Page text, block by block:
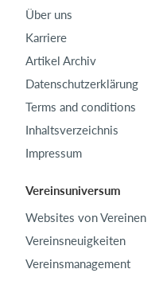
Über uns
Karriere
Artikel Archiv
Datenschutzerklärung
Terms and conditions
Inhaltsverzeichnis
Impressum
Vereinsuniversum
Websites von Vereinen
Vereinsneuigkeiten
Vereinsmanagement